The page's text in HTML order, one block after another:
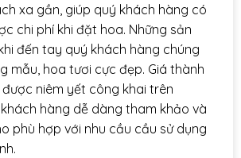
xa gần, giúp quý khách hàng có
chi phí khi đặt hoa. Những sản
đến tay quý khách hàng chúng
mẫu, hoa tươi cực đẹp. Giá thành
niêm yết công khai trên
hàng dễ dàng tham khảo và
phù hợp với nhu cầu cầu sử dụng